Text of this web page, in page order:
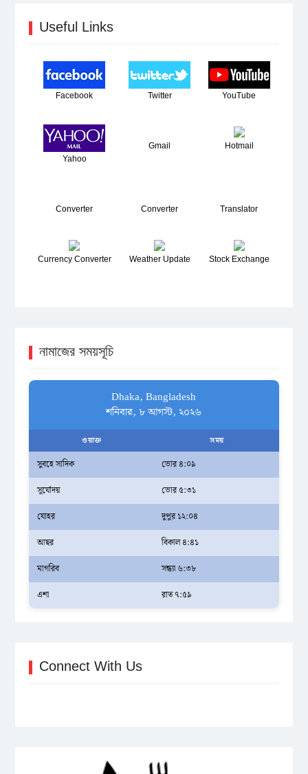
Useful Links
Facebook Twitter YouTube
Yahoo
Gmail Hotmail
Converter Converter Translator
Currency Converter Weather Update Stock Exchange
নামাজের সময়সূচি
Dhaka, Bangladesh
শনিবার, ৮ আগস্ট, ২০২৬
ওয়াক্ত সময়
সুবহে সাদিক
ভোর ৪:০৯
সূর্যোদয়
ভোর ৫:৩১
যোহর
দুপুর ১২:০৪
আছর
বিকাল ৪:৪১
মাগরিব
সন্ধ্যা ৬:৩৮
এশা
রাত ৭:৫৯
Connect With Us